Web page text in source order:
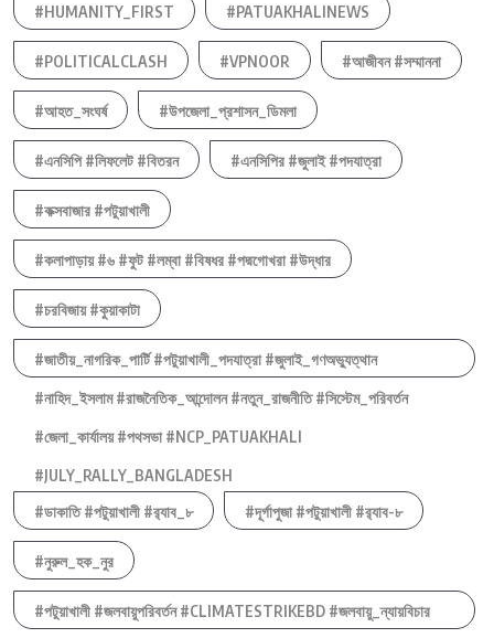
#HUMANITY_FIRST #PATUAKHALINEWS
#POLITICALCLASH #VPNOOR #আজীবন #সম্মাননা
#আহত_সংঘর্ষ #উপজেলা_প্রশাসন_ডিমলা
#এনসিপি #লিফলেট #বিতরন #এনসিপির #জুলাই #পদযাত্রা
#কক্সবাজার #পটুয়াখালী
#কলাপাড়ায় #৬ #ফুট #লম্বা #বিষধর #পদ্মগোখরা #উদ্ধার
#চরবিজায় #কুয়াকাটা
#জাতীয়_নাগরিক_পার্টি #পটুয়াখালী_পদযাত্রা #জুলাই_গণঅভ্যুত্থান
#নাহিদ_ইসলাম #রাজনৈতিক_আন্দোলন #নতুন_রাজনীতি #সিস্টেম_পরিবর্তন
#জেলা_কার্যালয় #পথসভা #NCP_PATUAKHALI
#JULY_RALLY_BANGLADESH
#ডাকাতি #পটুয়াখালী #র‍্যাব_৮
#দূর্গাপুজা #পটুয়াখালী #র‍্যাব-৮
#নুরুল_হক_নুর
#পটুয়াখালী #জলবায়ুপরিবর্তন #CLIMATESTRIKEBD #জলবায়ু_ন্যায়বিচার